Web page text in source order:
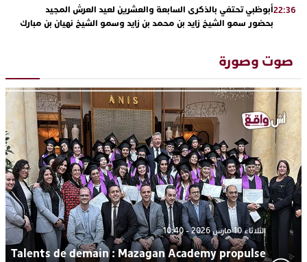
22:36أبوظبي تحتفي بالذكرى السابعة والعشرين لعيد العرش المجيد
بحضور سمو الشيخ زايد بن محمد بن زايد وسمو الشيخ نهيان بن مبارك
“كوفرة فالغيس”
19:11يقظة أمنية تنهي كابوس الفتاة القاصر: كواليس مثيرة لعملية تحرير
17:27 اتحاد المقاولات الإعلامية يقود قاطرة التكوين بالجديدة ويستضيف
الإعلامي سعيد بلفقير في دورة استثنائية
23:18ترسيخا لثقافة ترشيد الموارد المائية.. اختتام فعاليات النسخة الثانية
من “القرية الذكية للماء” بمركز الاصطياف ببوزنيقة
صوت وصورة
الثلاثاء 10 مارس 2026 - 10:40
Talents de demain : Mazagan Academy propulse